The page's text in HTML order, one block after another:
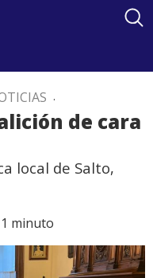
.
de cara
local de Salto,
minuto